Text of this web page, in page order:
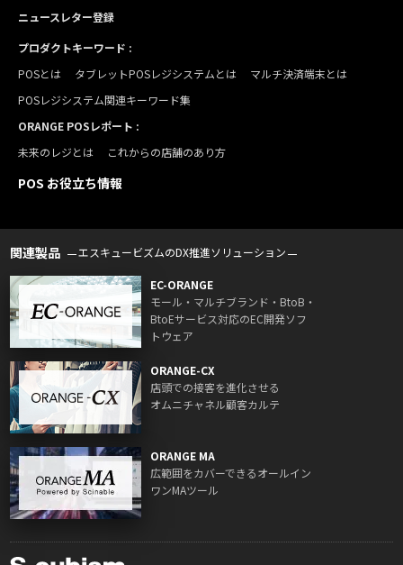
ニュースレター登録
プロダクトキーワード :
POSとは
タブレットPOSレジシステムとは
マルチ決済端末とは
POSレジシステム関連キーワード集
ORANGE POSレポート :
未来のレジとは
これからの店舗のあり方
POS お役立ち情報
関連製品 エスキュービズムのDX推進ソリューション
EC-ORANGE
モール・マルチブランド・BtoB・
BtoEサービス対応のEC開発ソフ
トウェア
ORANGE-CX
店頭での接客を進化させる
オムニチャネル顧客カルテ
ORANGE MA
広範囲をカバーできるオールイン
ワンMAツール